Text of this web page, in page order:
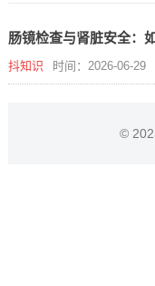
肠镜检查与肾脏安全：
抖知识 时间：2026-06-29
©